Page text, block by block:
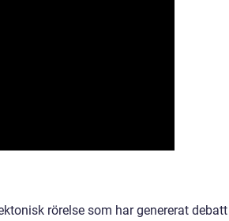
rörelse som har genererat debatt